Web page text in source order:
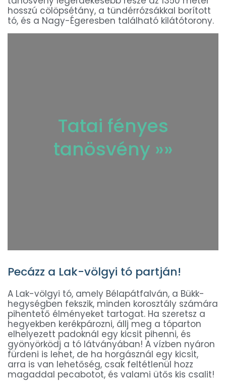
hosszú cölöpsétány, a tündérrózsákkal borított
tó, és a Nagy-Égeresben található kilátótorony.
Tatai fényes
tanösvény »»
Pecázz a Lak-völgyi tó partján!
A Lak-völgyi tó, amely Bélapátfalván, a Bükk-
hegységben fekszik, minden korosztály számára
pihentető élményeket tartogat. Ha szeretsz a
hegyekben kerékpározni, állj meg a tóparton
elhelyezett padoknál egy kicsit pihenni, és
gyönyörködj a tó látványában! A vízben nyáron
fürdeni is lehet, de ha horgásznál egy kicsit,
arra is van lehetőség, csak feltétlenül hozz
magaddal pecabotot, és valami ütős kis csalit!